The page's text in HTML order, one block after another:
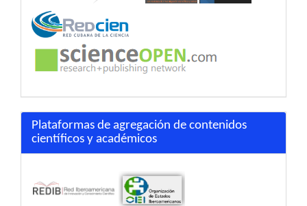
Plataformas de agregación de contenidos
científicos y académicos